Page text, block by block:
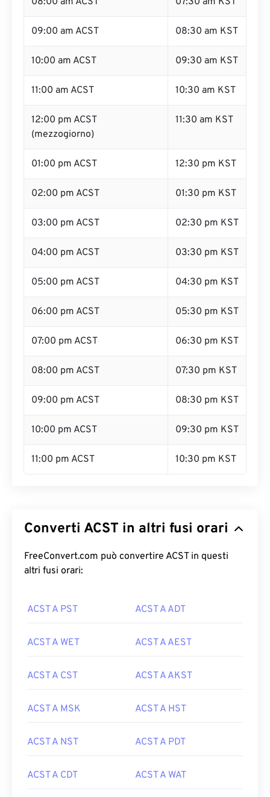
09:00 am ACST 08:30 am KST
10:00 am ACST 09:30 am KST
11:00 am ACST 10:30 am KST
12:00 pm ACST
(mezzogiorno)
11:30 am KST
01:00 pm ACST 12:30 pm KST
02:00 pm ACST 01:30 pm KST
03:00 pm ACST 02:30 pm KST
04:00 pm ACST 03:30 pm KST
05:00 pm ACST 04:30 pm KST
06:00 pm ACST 05:30 pm KST
07:00 pm ACST 06:30 pm KST
08:00 pm ACST 07:30 pm KST
09:00 pm ACST 08:30 pm KST
10:00 pm ACST 09:30 pm KST
11:00 pm ACST 10:30 pm KST
Converti ACST in altri fusi orari
FreeConvert.com può convertire ACST in questi
altri fusi orari:
ACST A PST ACST A ADT
ACST A WET ACST A AEST
ACST A CST ACST A AKST
ACST A MSK ACST A HST
ACST A NST ACST A PDT
ACST A CDT ACST A WAT